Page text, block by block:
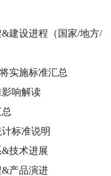
建设进程（国家/地方/
实施标准汇总
响解读
标准说明
技术进展
产品演进